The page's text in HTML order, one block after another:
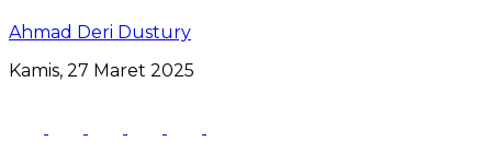
Ahmad Deri Dustury
Kamis, 27 Maret 2025